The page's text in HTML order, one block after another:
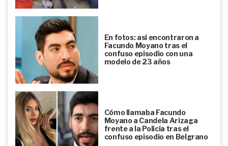
En fotos: así encontraron a
Facundo Moyano tras el
confuso episodio con una
modelo de 23 años
Cómo llamaba Facundo
Moyano a Candela Arizaga
frente a la Policía tras el
confuso episodio en Belgrano